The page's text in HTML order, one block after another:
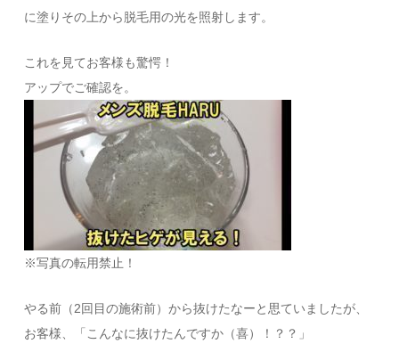
に塗りその上から脱毛用の光を照射します。
これを見てお客様も驚愕！
アップでご確認を。
※写真の転用禁止！
やる前（2回目の施術前）から抜けたなーと思ていましたが、
お客様、「こんなに抜けたんですか（喜）！？？」